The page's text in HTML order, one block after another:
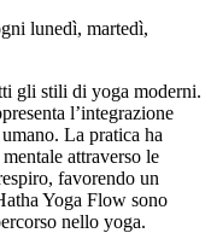
lunedì, martedì,
gli stili di yoga moderni.
l’integrazione
La pratica ha
attraverso le
favorendo un
Yoga Flow sono
nello yoga.